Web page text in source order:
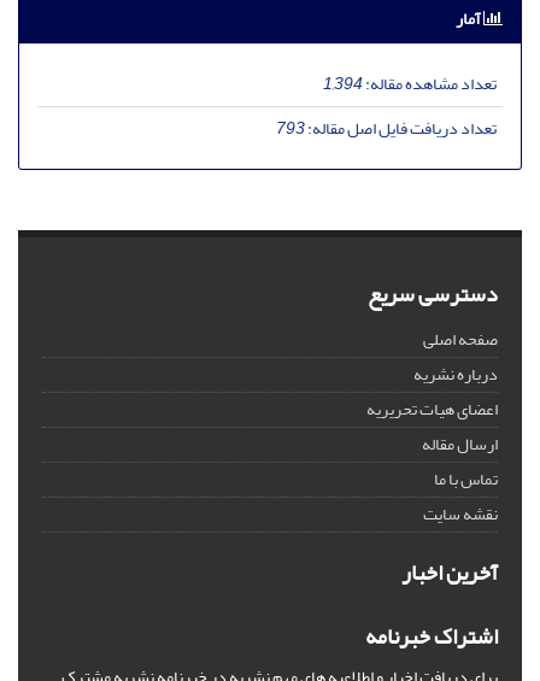
آمار
تعداد مشاهده مقاله:1,394
تعداد دریافت فایل اصل مقاله:793
دسترسی سریع
صفحه اصلی
درباره نشریه
اعضای هیات تحریریه
ارسال مقاله
تماس با ما
نقشه سایت
آخرین اخبار
اشتراک خبرنامه